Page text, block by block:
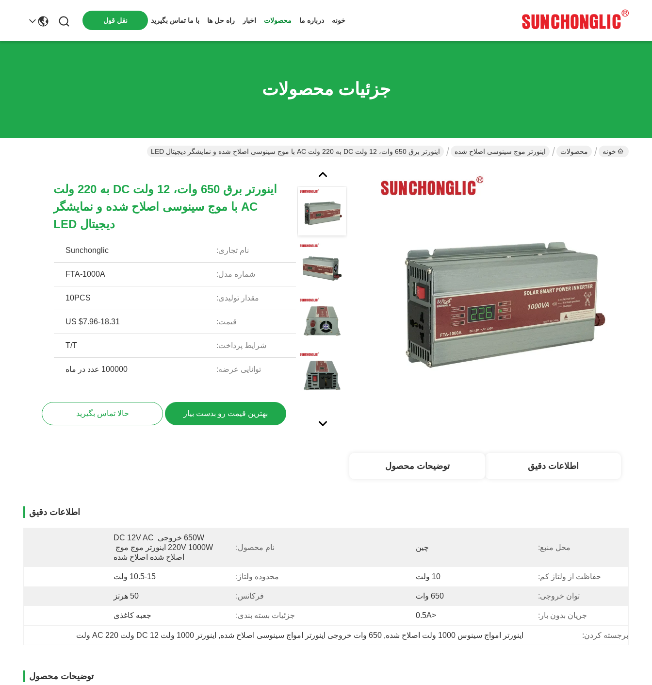
خونه درباره ما محصولات اخبار راه حل ها با ما تماس بگیرید نقل قول
جزئیات محصولات
خونه محصولات اینورتر موج سینوسی اصلاح شده اینورتر برق 650 وات، 12 ولت DC به 220 ولت AC با موج سینوسی اصلاح شده و نمایشگر دیجیتال LED
اینورتر برق 650 وات، 12 ولت DC به 220 ولت
AC با موج سینوسی اصلاح شده و نمایشگر
دیجیتال LED
نام تجاری: Sunchonglic
شماره مدل: FTA-1000A
مقدار تولیدی: 10PCS
قیمت: US $7.96-18.31
شرایط پرداخت: T/T
توانایی عرضه: 100000 عدد در ماه
بهترین قیمت رو بدست بیار حالا تماس بگیرید
اطلاعات دقیق توضیحات محصول
اطلاعات دقیق
محل منبع: چین نام محصول:
650W خروجی DC 12V AC
اصلاح شده اصلاح شده
حفاظت از ولتاژ کم: 10 ولت محدوده ولتاژ: 10.5-15 ولت
توان خروجی: 650 وات فرکانس: 50 هرتز
جریان بدون بار: <0.5A جزئیات بسته بندی: جعبه کاغذی
برجسته کردن: اينورتر امواج سينوس 1000 ولت اصلاح شده , 650 وات خروجی اینورتر امواج سینوسی اصلاح شده , اینورتر 1000 ولت DC 12 ولت AC 220 ولت
توضیحات محصول